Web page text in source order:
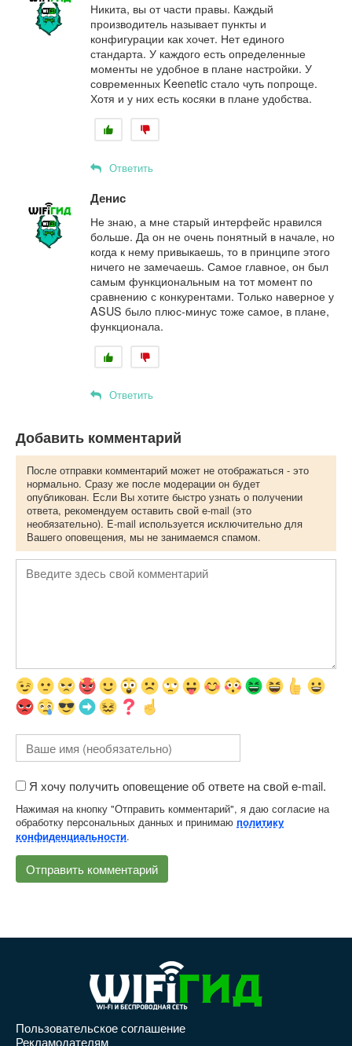
Никита, вы от части правы. Каждый
производитель называет пункты и
конфигурации как хочет. Нет единого
стандарта. У каждого есть определенные
моменты не удобное в плане настройки. У
современных Keenetic стало чуть попроще.
Хотя и у них есть косяки в плане удобства.
Ответить
Денис
Не знаю, а мне старый интерфейс нравился
больше. Да он не очень понятный в начале, но
когда к нему привыкаешь, то в принципе этого
ничего не замечаешь. Самое главное, он был
самым функциональным на тот момент по
сравнению с конкурентами. Только наверное у
ASUS было плюс-минус тоже самое, в плане,
функционала.
Ответить
Добавить комментарий
После отправки комментарий может не отображаться - это
нормально. Сразу же после модерации он будет
опубликован. Если Вы хотите быстро узнать о получении
ответа, рекомендуем оставить свой e-mail (это
необязательно). E-mail используется исключительно для
Вашего оповещения, мы не занимаемся спамом.
Я хочу получить оповещение об ответе на свой e-mail.
Нажимая на кнопку "Отправить комментарий", я даю согласие на
обработку персональных данных и принимаю политику
конфиденциальности.
Пользовательское соглашение
Рекламодателям